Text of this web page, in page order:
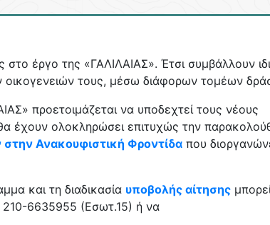
στο έργο της «ΓΑΛΙΛΑΙΑΣ». Έτσι συμβάλλουν
τους, μέσω διάφορων τομέων
προετοιμάζεται να υποδεχτεί τους νέους
έχουν ολοκληρώσει επιτυχώς την
Ανακουφιστική Φροντίδα που
και τη διαδικασία υποβολής αίτησης
6635955 (Εσωτ.15) ή να